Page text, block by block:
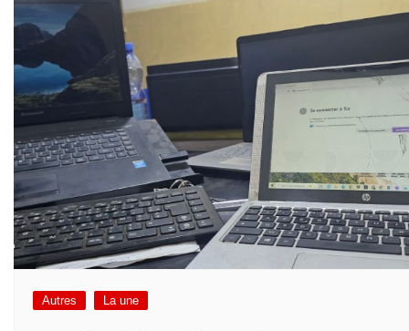
Autres La une